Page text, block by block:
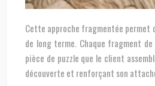
Cette approche fragmentée permet
de long terme. Chaque fragment
pièce de puzzle que le client
découverte et renforçant son